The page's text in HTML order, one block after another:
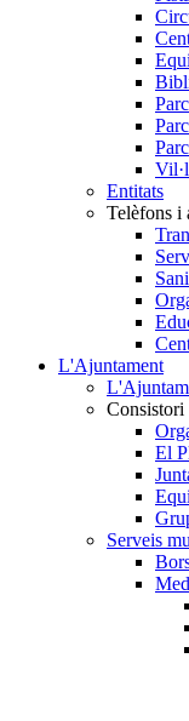
Entitats
Telèfons i
L'Ajuntament
Consistori
El
Serveis